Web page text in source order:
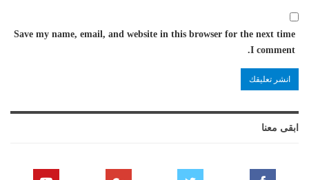
Save my name, email, and website in this browser for the next time
I comment.
ابقى معنا